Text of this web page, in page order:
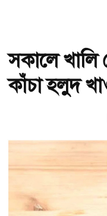
সকালে
কাঁচা হলুদ